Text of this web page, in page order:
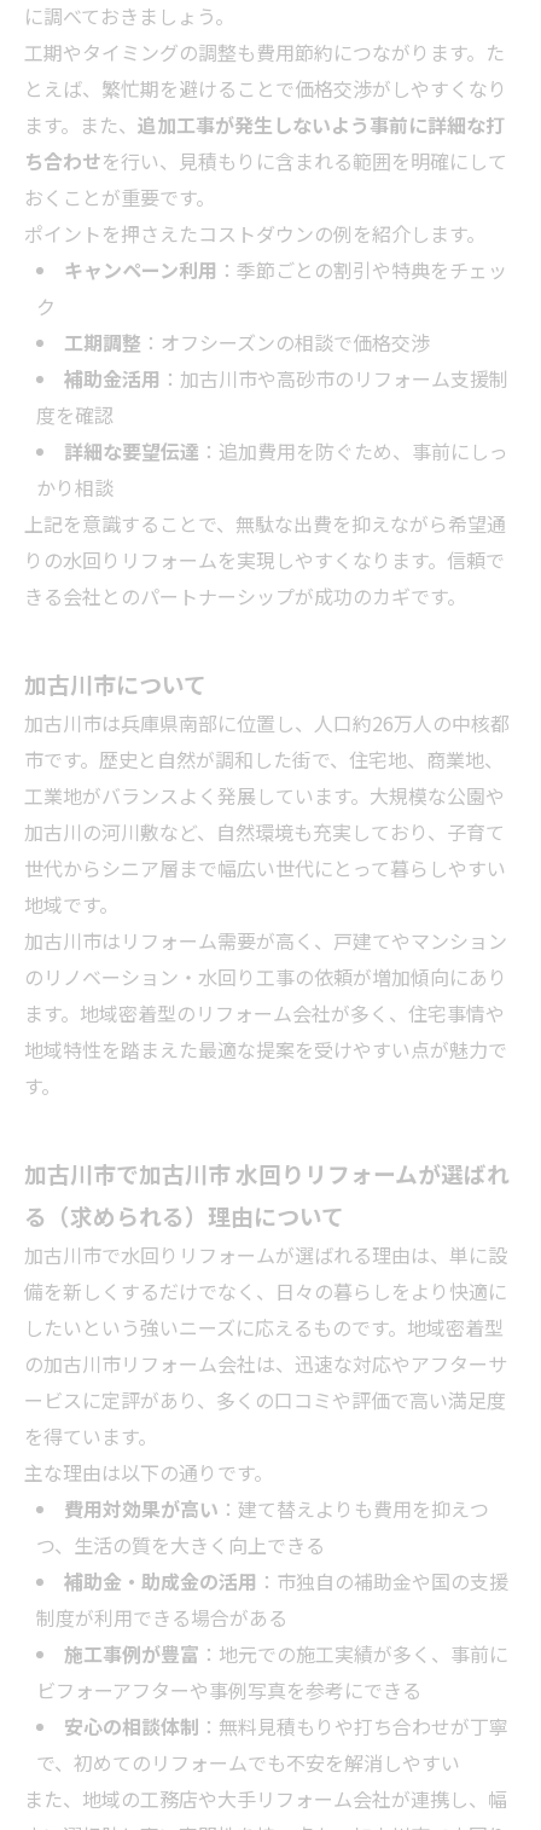
に調べておきましょう。
工期やタイミングの調整も費用節約につながります。た
とえば、繁忙期を避けることで価格交渉がしやすくなり
ます。また、 追加工事が発生しないよう事前に詳細な打
ち合わせを行い、見積もりに含まれる範囲を明確にして
おくことが重要です。
ポイントを押さえたコストダウンの例を紹介します。
キャンペーン利用 ：季節ごとの割引や特典をチェッ
ク
工期調整 ：オフシーズンの相談で価格交渉
補助金活用 ：加古川市や高砂市のリフォーム支援制
度を確認
詳細な要望伝達 ：追加費用を防ぐため、事前にしっ
かり相談
上記を意識することで、無駄な出費を抑えながら希望通
りの水回りリフォームを実現しやすくなります。信頼で
きる会社とのパートナーシップが成功のカギです。
加古川市について
加古川市は兵庫県南部に位置し、人口約26万人の中核都
市です。歴史と自然が調和した街で、住宅地、商業地、
工業地がバランスよく発展しています。大規模な公園や
加古川の河川敷など、自然環境も充実しており、子育て
世代からシニア層まで幅広い世代にとって暮らしやすい
地域です。
加古川市はリフォーム需要が高く、戸建てやマンション
のリノベーション・水回り工事の依頼が増加傾向にあり
ます。地域密着型のリフォーム会社が多く、住宅事情や
地域特性を踏まえた最適な提案を受けやすい点が魅力で
す。
加古川市で加古川市 水回りリフォームが選ばれ
る（求められる）理由について
加古川市で水回りリフォームが選ばれる理由は、単に設
備を新しくするだけでなく、日々の暮らしをより快適に
したいという強いニーズに応えるものです。地域密着型
の加古川市リフォーム会社は、迅速な対応やアフターサ
ービスに定評があり、多くの口コミや評価で高い満足度
を得ています。
主な理由は以下の通りです。
費用対効果が高い ：建て替えよりも費用を抑えつ
つ、生活の質を大きく向上できる
補助金・助成金の活用 ：市独自の補助金や国の支援
制度が利用できる場合がある
施工事例が豊富 ：地元での施工実績が多く、事前に
ビフォーアフターや事例写真を参考にできる
安心の相談体制 ：無料見積もりや打ち合わせが丁寧
で、初めてのリフォームでも不安を解消しやすい
また、地域の工務店や大手リフォーム会社が連携し、幅